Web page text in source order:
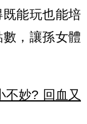
能玩也能培
，讓孫女體
妙? 回血又